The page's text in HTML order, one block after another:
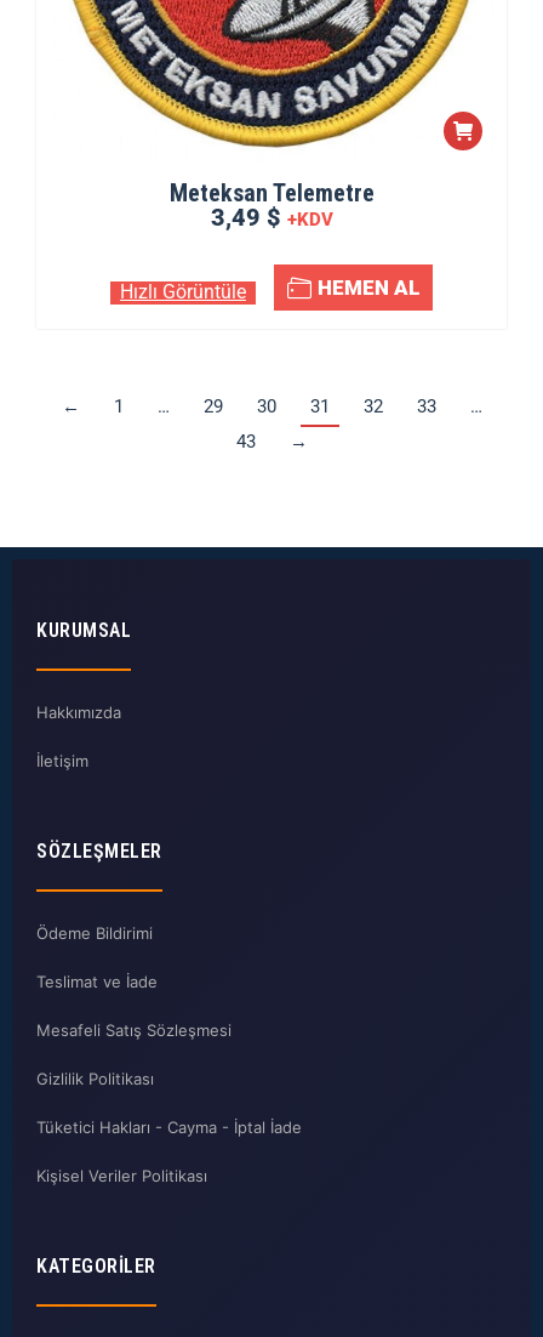
Meteksan Telemetre
3,49 $ +KDV
Hızlı Görüntüle HEMEN AL
← 1 … 29 30 31 32 33
…
43
→
KURUMSAL
Hakkımızda
İletişim
SÖZLEŞMELER
Ödeme Bildirimi
Teslimat ve İade
Mesafeli Satış Sözleşmesi
Gizlilik Politikası
Tüketici Hakları - Cayma - İptal İade
Kişisel Veriler Politikası
KATEGORILER